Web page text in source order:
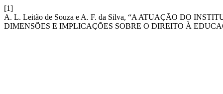
[1]
A. L. Leitão de Souza e A. F. da Silva, “A ATUAÇÃO DO
DIMENSÕES E IMPLICAÇÕES SOBRE O DIREITO À